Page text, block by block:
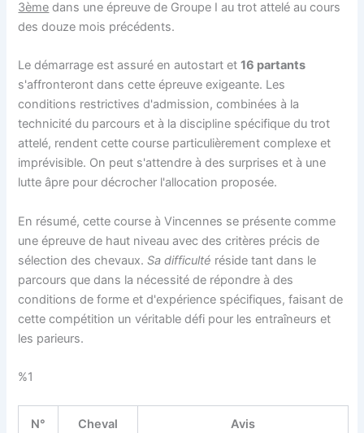
3ème dans une épreuve de Groupe I au trot attelé au cours
des douze mois précédents.
Le démarrage est assuré en autostart et16 partants
s'affronteront dans cette épreuve exigeante. Les
conditions restrictives d'admission, combinées à la
technicité du parcours et à la discipline spécifique du trot
attelé, rendent cette course particulièrement complexe et
imprévisible. On peut s'attendre à des surprises et à une
lutte âpre pour décrocher l'allocation proposée.
En résumé, cette course à Vincennes se présente comme
une épreuve de haut niveau avec des critères précis de
sélection des chevaux.Sa difficulté réside tant dans le
parcours que dans la nécessité de répondre à des
conditions de forme et d'expérience spécifiques, faisant de
cette compétition un véritable défi pour les entraîneurs et
les parieurs.
%1
N° Cheval Avis